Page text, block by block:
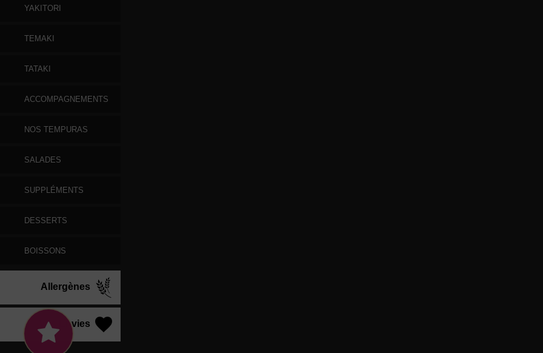
YAKITORI
TEMAKI
TATAKI
ACCOMPAGNEMENTS
NOS TEMPURAS
SALADES
SUPPLÉMENTS
DESSERTS
BOISSONS
Allergènes
Vos Envies